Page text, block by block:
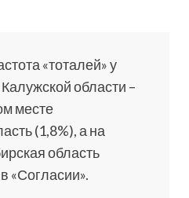
«тоталей» у
области –
месте
(1,8%), а на
область
«Согласии».